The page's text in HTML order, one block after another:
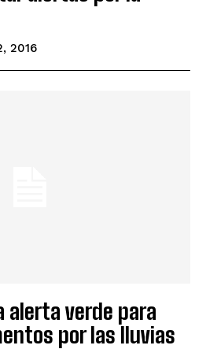
2016
alerta verde para
por las lluvias